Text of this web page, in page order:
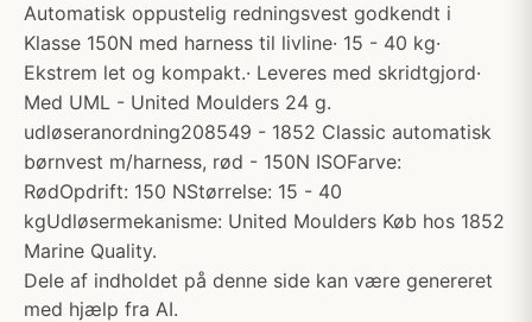
Automatisk oppustelig redningsvest godkendt i
Klasse 150N med harness til livline· 15 - 40 kg·
Ekstrem let og kompakt.· Leveres med skridtgjord·
Med UML - United Moulders 24 g.
udløseranordning208549 - 1852 Classic automatisk
børnvest m/harness, rød - 150N ISOFarve:
RødOpdrift: 150 NStørrelse: 15 - 40
kgUdløsermekanisme: United Moulders Køb hos 1852
Marine Quality.
Dele af indholdet på denne side kan være genereret
med hjælp fra AI.